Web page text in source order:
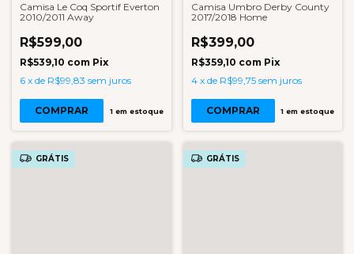
Camisa Le Coq Sportif Everton
2010/2011 Away
R$599,00
R$539,10 com Pix
6 x de R$99,83 sem juros
COMPRAR 1em estoque
Camisa Umbro Derby County
2017/2018 Home
R$399,00
R$359,10 com Pix
4 x de R$99,75 sem juros
COMPRAR 1 em estoque
GRÁTIS GRÁTIS